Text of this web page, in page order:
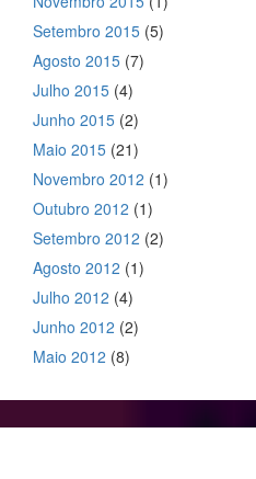
Setembro 2015 (5)
Agosto 2015 (7)
Julho 2015 (4)
Junho 2015 (2)
Maio 2015 (21)
Novembro 2012 (1)
Outubro 2012 (1)
Setembro 2012 (2)
Agosto 2012 (1)
Julho 2012 (4)
Junho 2012 (2)
Maio 2012 (8)